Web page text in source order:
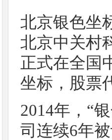
北京银色坐
北京中关村
正式在全国
坐标，股票
2014年，“
司连续6年